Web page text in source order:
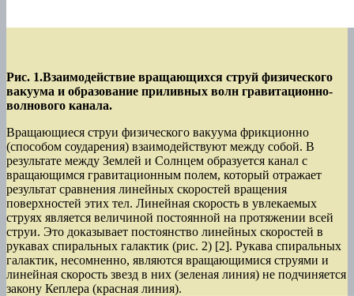
Рис. 1.Взаимодействие вращающихся струй физического
вакуума и образование приливных волн гравитационно-
волнового канала.
Вращающиеся струи физического вакуума фрикционно
(способом соударения) взаимодействуют между собой. В
результате между Землей и Солнцем образуется канал с
вращающимся гравитационным полем, который отражает
результат сравнения линейных скоростей вращения
поверхностей этих тел. Линейная скорость в увлекаемых
струях является величиной постоянной на протяжении всей
струи. Это доказывает постоянство линейных скоростей в
рукавах спиральных галактик (рис. 2) [2]. Рукава спиральных
галактик, несомненно, являются вращающимися струями и
линейная скорость звезд в них (зеленая линия) не подчиняется
закону Кеплера (красная линия).